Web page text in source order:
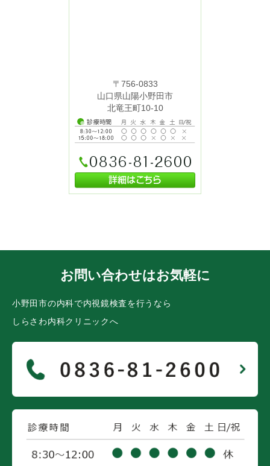
〒756-0833
山口県山陽小野田市
北竜王町10-10
お問い合わせはお気軽に
小野田市の内科で内視鏡検査を行うなら
しらさわ内科クリニックへ